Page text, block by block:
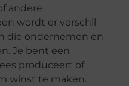
andere
wordt er verschil
die ondernemen en
Je bent een
produceert of
winst te maken.